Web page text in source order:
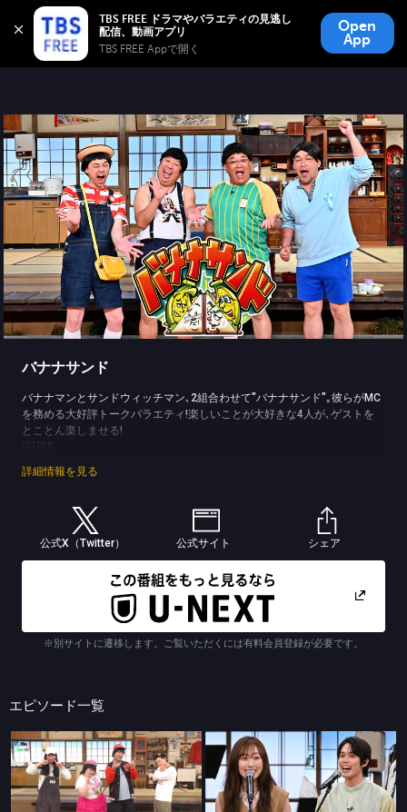
TBS FREE ドラマやバラエティの見逃し
TBS FREE Appで開く
Open
App
TBS FREE
無料見逃し配信
バナナサンド
バナナマンとサンドウィッチマン､2組合わせて"バナナサンド"｡彼らがMC
を務める大好評トークバラエティ!楽しいことが大好きな4人が､ゲストを
とことん楽しませる!
詳細情報を見る
公式X（Twitter） 公式サイト シェア
※別サイトに遷移します。ご覧いただくには有料会員登録が必要です。
エピソード一覧
バナナサンド
3文字連想ゲーム
バナナサンド
ハモリ我慢成功率100%俳優・福原遥＆細田佳央太が初挑戦